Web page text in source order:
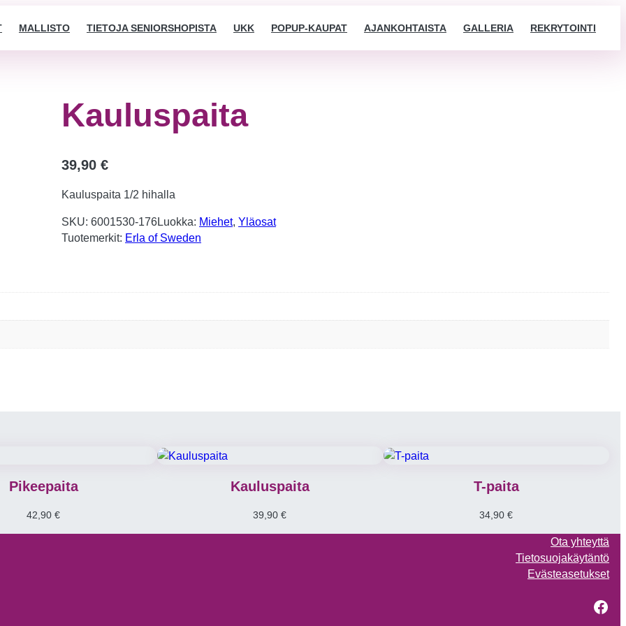
MALLISTO TIETOJA SENIORSHOPISTA UKK POPUP-KAUPAT AJANKOHTAISTA GALLERIA REKRYTOINTI
Kauluspaita
39,90 €
Kauluspaita 1/2 hihalla
SKU: 6001530-176Luokka: Miehet, Yläosat
Tuotemerkit: Erla of Sweden
Pikeepaita
42,90 €
Kauluspaita
39,90 €
T-paita
34,90 €
Ota yhteyttä
Tietosuojakäytäntö
Evästeasetukset